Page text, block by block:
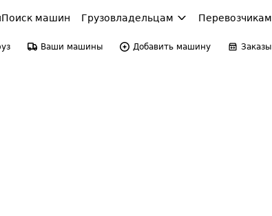
Поиск машин Грузовладельцам Перевозчикам
Ваши машины Добавить машину Заказы